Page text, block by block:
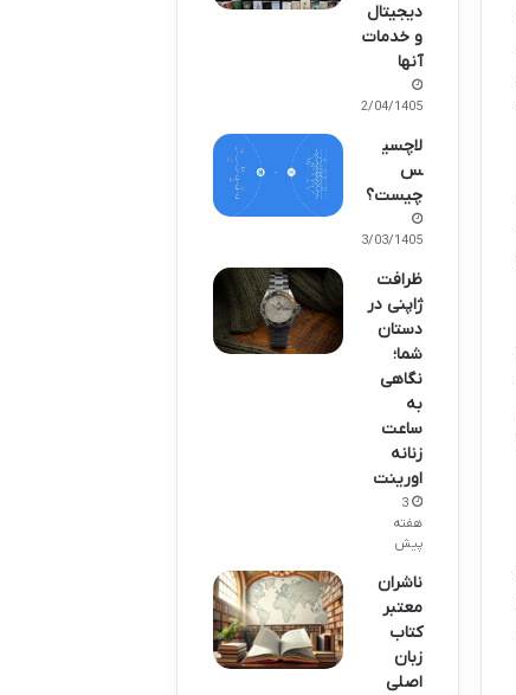
دیجیتال
و خدمات
آنها
02/04/1405
لاچسی
س
چیست؟
13/03/1405
ظرافت
ژاپنی در
دستان
شما؛
نگاهی
به
ساعت
زنانه
اورینت
3
هفته
پیش
ناشران
معتبر
کتاب
زبان
اصلی